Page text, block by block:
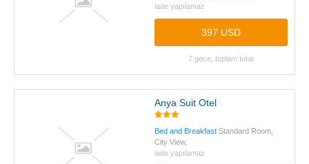
iade yapılamaz
397 USD
7 gece, toplam tutar
Anya Suit Otel
Bed and Breakfast Standard Room,
City View,
iade yapılamaz